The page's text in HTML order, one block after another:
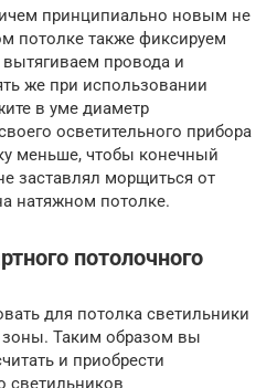
принципиально новым не
потолке также фиксируем
провода и
же при использовании
в уме диаметр
осветительного прибора
меньше, чтобы конечный
заставлял морщиться от
натяжном потолке.
потолочного
для потолка светильники
Таким образом вы
и приобрести
светильников